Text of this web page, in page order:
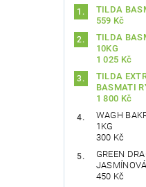
TILDA
559 Kč
TILDA
10KG
1 025 Kč
TILDA
BASMATI
1 800 Kč
WAGH
1KG
300 Kč
GREEN
450 Kč